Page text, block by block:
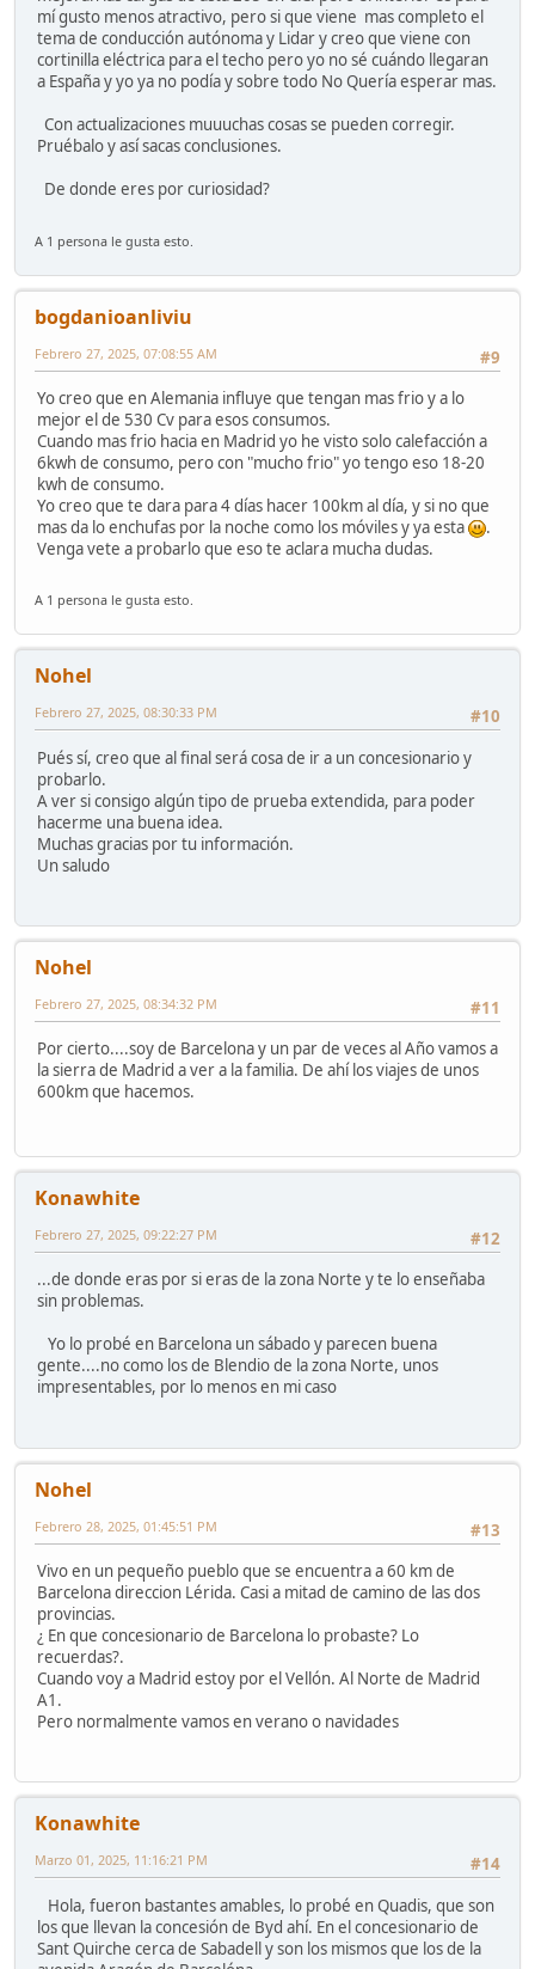
mí gusto menos atractivo, pero si que viene mas completo el
tema de conducción autónoma y Lidar y creo que viene con
cortinilla eléctrica para el techo pero yo no sé cuándo llegaran
a España y yo ya no podía y sobre todo No Quería esperar mas.
Con actualizaciones muuuchas cosas se pueden corregir.
Pruébalo y así sacas conclusiones.
De donde eres por curiosidad?
A 1 persona le gusta esto.
bogdanioanliviu
#9
Febrero 27, 2025, 07:08:55 AM
Yo creo que en Alemania influye que tengan mas frio y a lo
mejor el de 530 Cv para esos consumos.
Cuando mas frio hacia en Madrid yo he visto solo calefacción a
6kwh de consumo, pero con "mucho frio" yo tengo eso 18-20
kwh de consumo.
Yo creo que te dara para 4 días hacer 100km al día, y si no que
mas da lo enchufas por la noche como los móviles y ya esta
.
Venga vete a probarlo que eso te aclara mucha dudas.
A 1 persona le gusta esto.
Nohel
#10
Febrero 27, 2025, 08:30:33 PM
Pués sí, creo que al final será cosa de ir a un concesionario y
probarlo.
A ver si consigo algún tipo de prueba extendida, para poder
hacerme una buena idea.
Muchas gracias por tu información.
Un saludo
Nohel
#11
Febrero 27, 2025, 08:34:32 PM
Por cierto....soy de Barcelona y un par de veces al Año vamos a
la sierra de Madrid a ver a la familia. De ahí los viajes de unos
600km que hacemos.
Konawhite
#12
Febrero 27, 2025, 09:22:27 PM
...de donde eras por si eras de la zona Norte y te lo enseñaba
sin problemas.
Yo lo probé en Barcelona un sábado y parecen buena
gente....no como los de Blendio de la zona Norte, unos
impresentables, por lo menos en mi caso
Nohel
#13
Febrero 28, 2025, 01:45:51 PM
Vivo en un pequeño pueblo que se encuentra a 60 km de
Barcelona direccion Lérida. Casi a mitad de camino de las dos
provincias.
¿ En que concesionario de Barcelona lo probaste? Lo
recuerdas?.
Cuando voy a Madrid estoy por el Vellón. Al Norte de Madrid
A1.
Pero normalmente vamos en verano o navidades
Konawhite
#14
Marzo 01, 2025, 11:16:21 PM
Hola, fueron bastantes amables, lo probé en Quadis, que son
los que llevan la concesión de Byd ahí. En el concesionario de
Sant Quirche cerca de Sabadell y son los mismos que los de la